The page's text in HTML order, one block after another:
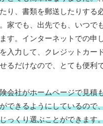
り、書類を郵送したりする
家でも、出先でも、いつで
す。インターネットでの申
入力して、クレジットカー
るだけなので、とても便利で
会社がホームページで見積
できるようにしているので
っくり選ぶことができます